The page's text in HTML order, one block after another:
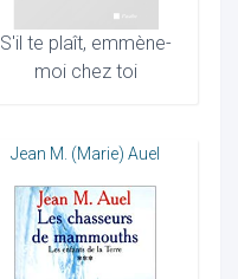
S'il te plaît, emmène-
moi chez toi
Jean M. (Marie) Auel